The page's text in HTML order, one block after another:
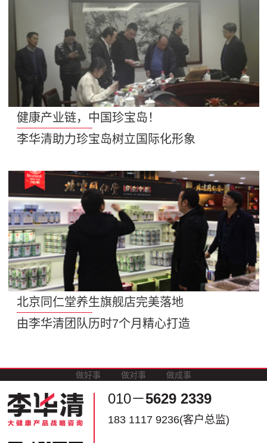
健康产业链，中国珍宝岛！
李华清助力珍宝岛树立国际化形象
北京同仁堂养生旗舰店完美落地
由李华清团队历时7个月精心打造
做好事 做对事 做成事
010－5629 2339
183 1117 9236(客户总监)